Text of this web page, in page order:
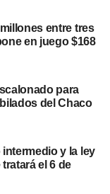
que la
la provincia
entre tres
en juego $168
para
del Chaco
y la ley
el 6 de